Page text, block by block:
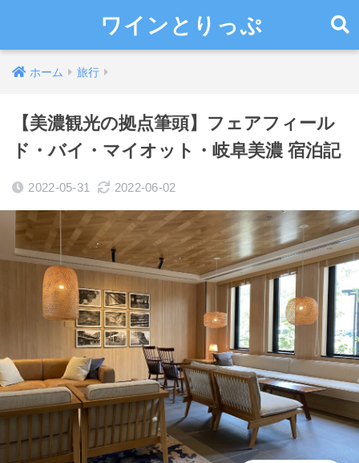
ワインとりっぷ
ホーム 旅行
【美濃観光の拠点筆頭】フェアフィール
ド・バイ・マイオット・岐阜美濃 宿泊記
2022-05-31 2022-06-02